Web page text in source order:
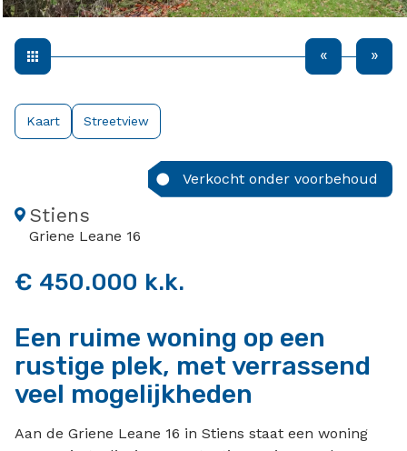
Een ruime woning op een
rustige plek, met verrassend
veel mogelijkheden
Verkocht onder voorbehoud
Stiens
Griene Leane 16
€ 450.000 k.k.
Kaart Streetview
Aan de Griene Leane 16 in Stiens staat een woning